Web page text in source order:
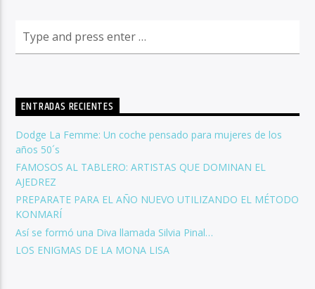
ENTRADAS RECIENTES
Dodge La Femme: Un coche pensado para mujeres de los
años 50´s
FAMOSOS AL TABLERO: ARTISTAS QUE DOMINAN EL
AJEDREZ
PREPARATE PARA EL AÑO NUEVO UTILIZANDO EL MÉTODO
KONMARÍ
Así se formó una Diva llamada Silvia Pinal…
LOS ENIGMAS DE LA MONA LISA